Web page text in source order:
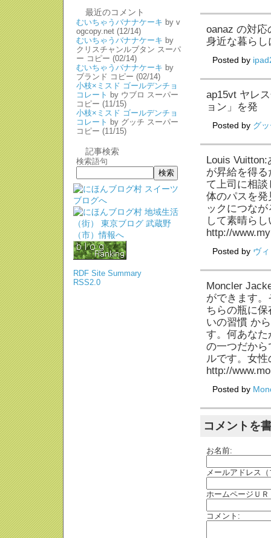
最近のコメント
むいちゃうバナナケーキ by v
ogcopy.net (12/14)
むいちゃうバナナケーキ by
クリスチャンルブタン スーパ
ー コピー (02/14)
むいちゃうバナナケーキ by
ブランド コピー (02/14)
小枝×ミスド ゴールデンチョ
コレート by ウブロ スーパー
コピー (11/15)
小枝×ミスド ゴールデンチョ
コレート by グッチ スーパー
コピー (11/15)
記事検索
検索語句
RDF Site Summary
RSS2.0
oanaz の対
身近な暮らし
Posted by
ap15vt ヤレ
ョン」を発
Posted by グ
Louis
が昇給を得
て上司に相
体のパスを
ックにつな
して素晴ら
http://
Posted by ヴ
Moncler
ができます
ちらの瓶に
いの習慣 か
す。何あな
の一つだか
ルです。女
http://
Posted by
コメントを
お名前:
メールアドレス
ホームページＵＲ
コメント: